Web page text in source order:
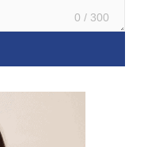
0 / 300